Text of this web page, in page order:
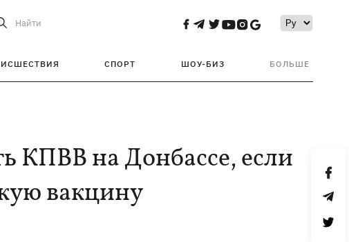
Найти
СПОРТ ШОУ-БИЗ БОЛЬШЕ
КПВВ на Донбассе, если
вакцину